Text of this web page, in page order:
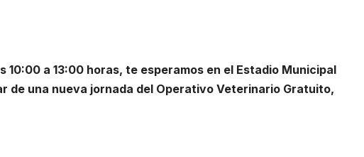
10:00 a 13:00 horas, te esperamos en el Estadio Municipal
de una nueva jornada del Operativo Veterinario Gratuito,